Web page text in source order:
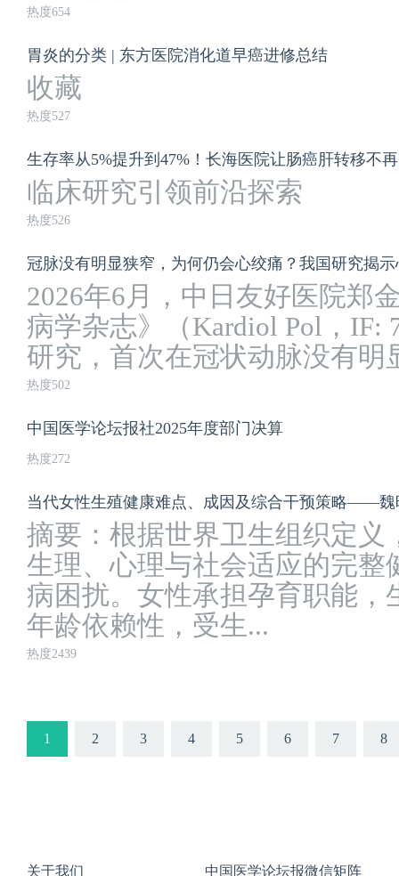
热度654
胃炎的分类 | 东方医院消化道早癌进修总结
收藏
热度527
生存率从5%提升到47%！长海医院让肠癌肝转移不
临床研究引领前沿探索
热度526
冠脉没有明显狭窄，为何仍会心绞痛？我国研究揭
2026年6月，中日友好医院郑
病学杂志》（Kardiol Pol，IF:
研究，首次在冠状动脉没有明
热度502
中国医学论坛报社2025年度部门决算
热度272
当代女性生殖健康难点、成因及综合干预策略——魏
摘要：根据世界卫生组织定义
生理、心理与社会适应的完整
病困扰。女性承担孕育职能，
年龄依赖性，受生...
热度2439
1 2 3 4 5 6 7 8
关于我们 中国医学论坛报微信矩阵